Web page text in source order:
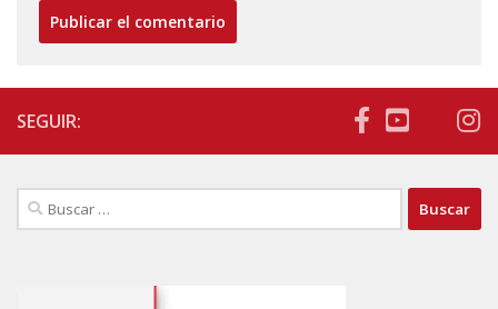
SEGUIR:
Buscar: